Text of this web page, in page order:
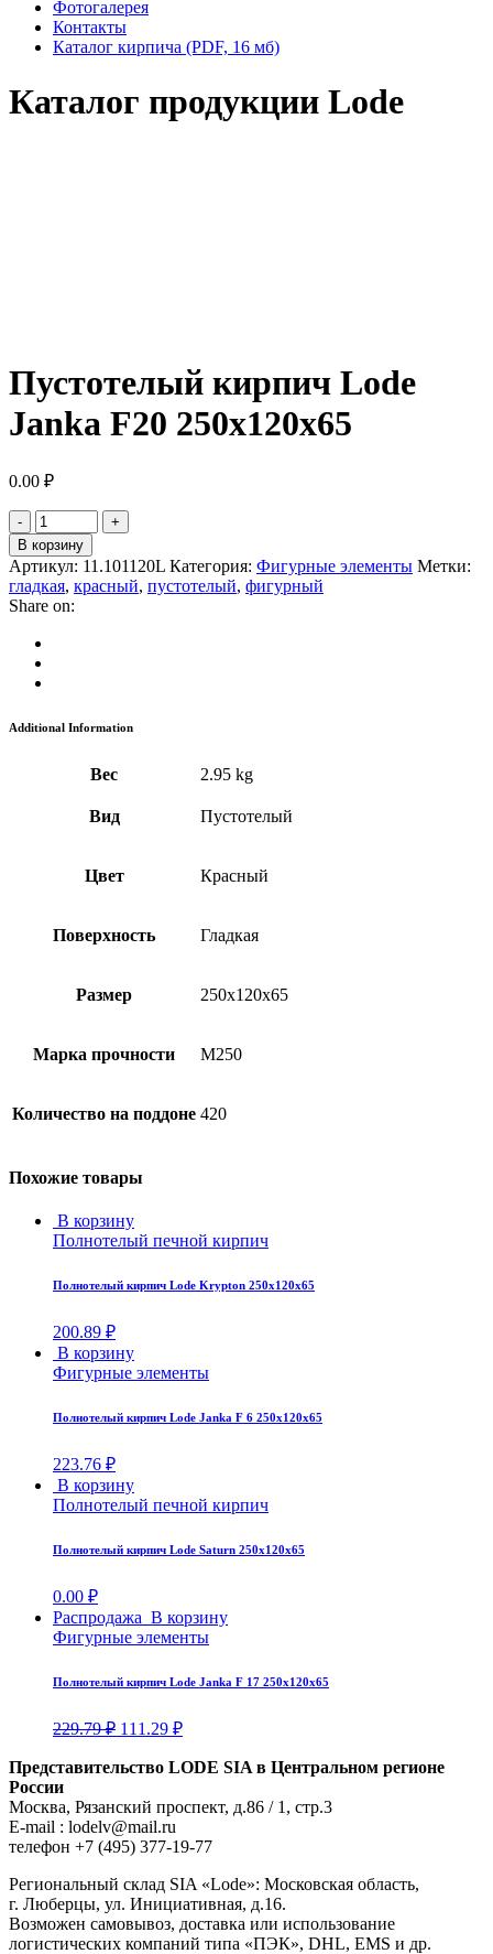
Фотогалерея
Контакты
Каталог кирпича (PDF, 16 мб)
Каталог продукции Lode
Пустотелый кирпич Lode
Janka F20 250x120x65
0.00 ₽
В корзину
Артикул: 11.101120L Категория: Фигурные элементы Метки:
гладкая, красный, пустотелый, фигурный
Share on:
Additional Information
Вес 2.95 kg
Вид Пустотелый
Цвет Красный
Поверхность Гладкая
Размер 250x120x65
Марка прочности М250
Количество на поддоне 420
Похожие товары
В корзину
Полнотелый печной кирпич
Полнотелый кирпич Lode Krypton 250х120х65
200.89 ₽
В корзину
Фигурные элементы
Полнотелый кирпич Lode Janka F 6 250х120х65
223.76 ₽
В корзину
Полнотелый печной кирпич
Полнотелый кирпич Lode Saturn 250х120х65
0.00 ₽
Распродажа В корзину
Фигурные элементы
Полнотелый кирпич Lode Janka F 17 250х120х65
229.79₽ 111.29 ₽
Представительство LODE SIA в Центральном регионе
России
Москва, Рязанский проспект, д.86 / 1, стр.3
E-mail : lodelv@mail.ru
телефон +7 (495) 377-19-77
Региональный склад SIA «Lode»: Московская область,
г. Люберцы, ул. Инициативная, д.16.
Возможен самовывоз, доставка или использование
логистических компаний типа «ПЭК», DHL, EMS и др.